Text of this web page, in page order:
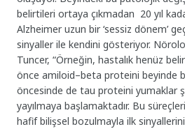
belirtileri ortaya çıkmadan 20 yıl
Alzheimer uzun bir ‘sessiz dönem’
sinyaller ile kendini gösteriyor.
Tuncer, “Örneğin, hastalık henüz
önce amiloid–beta proteini beyinde
öncesinde de tau proteini yumaklar
yayılmaya başlamaktadır. Bu
hafif bilişsel bozulmayla ilk